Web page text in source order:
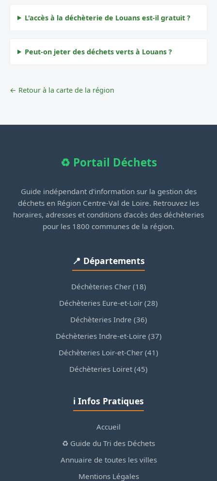
L'accès à la déchèterie de Louans est-il gratuit ?
Peut-on jeter des déchets verts à Louans ?
← Retour à la carte de la région
♻️ Portail Déchets
Guide indépendant d'information sur la gestion des
déchets en Région Centre-Val de Loire. Retrouvez les
horaires, adresses et conditions d'accès des déchèteries
pour les 1800 communes de la région.
📍 Départements
Déchèteries Cher (18)
Déchèteries Eure-et-Loir (28)
Déchèteries Indre (36)
Déchèteries Indre-et-Loire (37)
Déchèteries Loir-et-Cher (41)
Déchèteries Loiret (45)
ℹ️ Infos Pratiques
Accueil
♻️ Guide du Tri des Déchets
Annuaire de toutes les villes
Mentions Légales